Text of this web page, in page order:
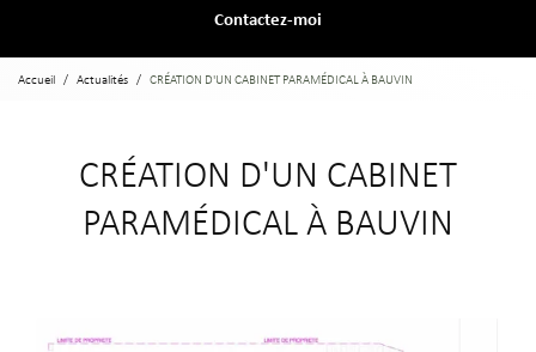
Contactez-moi
Accueil Actualités CRÉATION D'UN CABINET PARAMÉDICAL À BAUVIN
CRÉATION D'UN CABINET
PARAMÉDICAL À BAUVIN